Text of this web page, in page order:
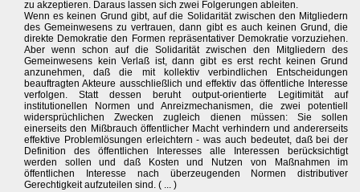
zu akzeptieren. Daraus lassen sich zwei Folgerungen ableiten.
Wenn es keinen Grund gibt, auf die Solidarität zwischen den Mitgliedern
des Gemeinwesens zu vertrauen, dann gibt es auch keinen Grund, die
direkte Demokratie den Formen repräsentativer Demokratie vorzuziehen.
Aber wenn schon auf die Solidarität zwischen den Mitgliedern des
Gemeinwesens kein Verlaß ist, dann gibt es erst recht keinen Grund
anzunehmen, daß die mit kollektiv verbindlichen Entscheidungen
beauftragten Akteure ausschließlich und effektiv das öffentliche Interesse
verfolgen. Statt dessen beruht output-orientierte Legitimität auf
institutionellen Normen und Anreizmechanismen, die zwei potentiell
widersprüchlichen Zwecken zugleich dienen müssen: Sie sollen
einerseits den Mißbrauch öffentlicher Macht verhindern und andererseits
effektive Problemlösungen erleichtern - was auch bedeutet, daß bei der
Definition des öffentlichen Interesses alle Interessen berücksichtigt
werden sollen und daß Kosten und Nutzen von Maßnahmen im
öffentlichen Interesse nach überzeugenden Normen distributiver
Gerechtigkeit aufzuteilen sind. ( ... )